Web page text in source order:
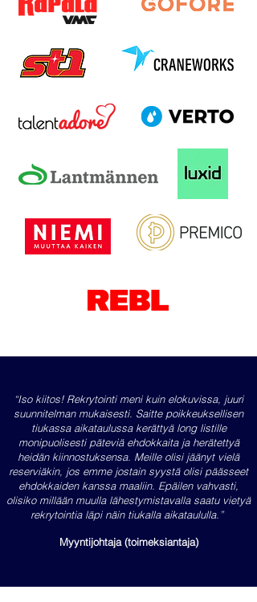
“Iso kiitos! Rekrytointi meni kuin elokuvissa, juuri
suunnitelman mukaisesti. Saitte poikkeuksellisen
tiukassa aikataulussa kerättyä long listille
monipuolisesti päteviä ehdokkaita ja herätettyä
heidän kiinnostuksensa. Meille olisi jäänyt vielä
reserviäkin, jos emme jostain syystä olisi päässeet
ehdokkaiden kanssa maaliin. Epäilen vahvasti,
olisiko millään muulla lähestymistavalla saatu vietyä
rekrytointia läpi näin tiukalla aikataululla.”
Myyntijohtaja (toimeksiantaja)